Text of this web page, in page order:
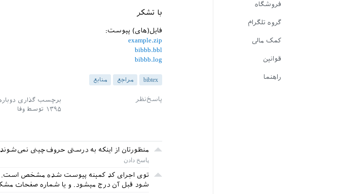
فروشگاه
گروه تلگرام
کمک مالی
قوانین
راهنما
با تشکر
فایل(های) پیوست:
example.zip
bibbb.bbl
bibbb.log
bibtex مراجع منابع
برچسب گذاری
۱۳۹۵ توسط وفا
منظورتان از اینکه به درستی حروف‌چینی
توی اجرای کد کمینه پیوست شده مشخص است.
شود قبل آن درج میشود. و یا شماره صفحات